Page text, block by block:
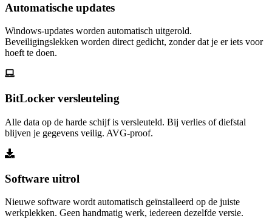
Automatische updates
Windows-updates worden automatisch uitgerold.
Beveiligingslekken worden direct gedicht, zonder dat je er iets voor
hoeft te doen.
BitLocker versleuteling
Alle data op de harde schijf is versleuteld. Bij verlies of diefstal
blijven je gegevens veilig. AVG-proof.
Software uitrol
Nieuwe software wordt automatisch geïnstalleerd op de juiste
werkplekken. Geen handmatig werk, iedereen dezelfde versie.